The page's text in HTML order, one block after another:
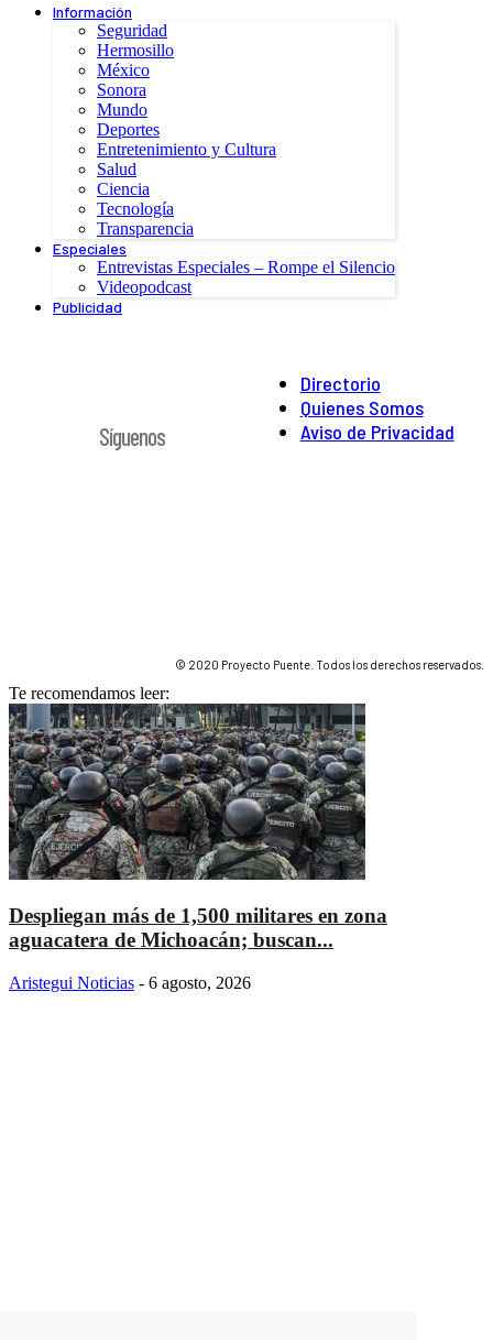
Información
Seguridad
Hermosillo
México
Sonora
Mundo
Deportes
Entretenimiento y Cultura
Salud
Ciencia
Tecnología
Transparencia
Especiales
Entrevistas Especiales – Rompe el Silencio
Videopodcast
Publicidad
Directorio
Quienes Somos
Aviso de Privacidad
Síguenos
© 2020 Proyecto Puente. Todos los derechos reservados.
Te recomendamos leer:
Despliegan más de 1,500 militares en zona
aguacatera de Michoacán; buscan...
Aristegui Noticias - 6 agosto, 2026